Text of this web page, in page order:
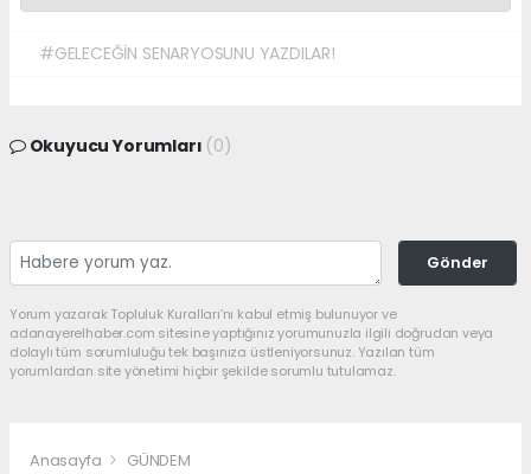
#GELECEĞİN SENARYOSUNU YAZDILAR!
Okuyucu Yorumları (0)
Gönder
Yorum yazarak Topluluk Kuralları’nı kabul etmiş bulunuyor ve
adanayerelhaber.com sitesine yaptığınız yorumunuzla ilgili doğrudan veya
dolaylı tüm sorumluluğu tek başınıza üstleniyorsunuz. Yazılan tüm
yorumlardan site yönetimi hiçbir şekilde sorumlu tutulamaz.
Anasayfa GÜNDEM